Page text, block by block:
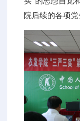
院后续的各项党